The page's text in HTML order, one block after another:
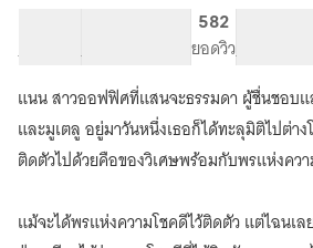
ไม่
แต่
เรื่อง
ดีๆ
ได้
จำนวนคำ จำนวนหน้า (A5)
582
ยอดวิวระดับเนื้อหา
แนน สาวออฟฟิศที่แสนจะธรรมดา ผู้ชื่นชอบแ
และมูเตลู อยู่มาวันหนึ่งเธอก็ได้ทะลุมิติไปต่า
ติดตัวไปด้วยคือของวิเศษพร้อมกับพรแห่งคว
แม้จะได้พรแห่งความโชคดีไว้ติดตัว แต่ไฉนเล